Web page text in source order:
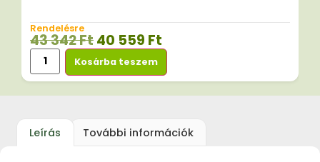
Rendelésre
43 342Ft40 559 Ft
Kosárba teszem
Leírás További információk